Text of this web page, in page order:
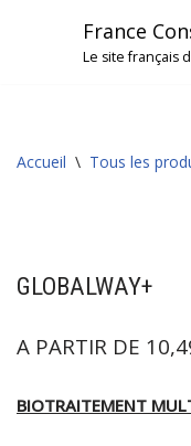
France
Le site français
Accueil \ Tous les
GLOBALWAY+
A PARTIR DE
BIOTRAITEMENT